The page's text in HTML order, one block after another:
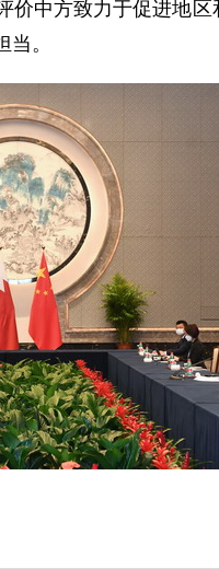
中方致力于促进地
。